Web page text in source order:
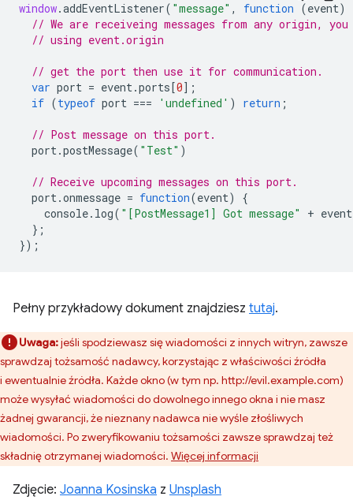
window.addEventListener( "message" , function (event)
// We are receiveing messages from any origin,
// using event.origin
// get the port then use it for communication.
var port = event.ports[0];
if (typeof port === 'undefined' ) return ;
// Post message on this port.
port.postMessage( "Test" )
// Receive upcoming messages on this port.
port.onmessage = function(event)
{
console. log( "[PostMessage1] Got message" + event
};
});
Pełny przykładowy dokument znajdziesz tutaj.
Uwaga:jeśli spodziewasz się wiadomości z innych witryn, zawsze
sprawdzaj tożsamość nadawcy, korzystając z właściwości źródła
i ewentualnie źródła. Każde okno (w tym np. http://evil.example.com)
może wysyłać wiadomości do dowolnego innego okna i nie masz
żadnej gwarancji, że nieznany nadawca nie wyśle złośliwych
wiadomości. Po zweryfikowaniu tożsamości zawsze sprawdzaj też
składnię otrzymanej wiadomości. Więcej informacji
Zdjęcie: Joanna Kosinska z Unsplash